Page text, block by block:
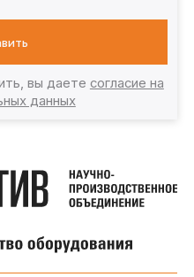
вы даете согласие на
данных